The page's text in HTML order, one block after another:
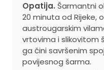
Opatija. Šarmantni
20 minuta od Rijeke,
austrougarskim
vrtovima i slikovitom
ga čini savršenim
povijesnog šarma.